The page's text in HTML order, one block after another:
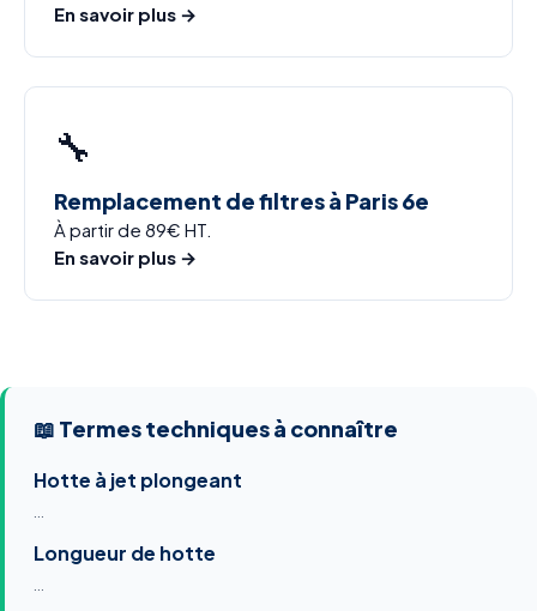
En savoir plus →
🔧
Remplacement de filtres à Paris 6e
À partir de 89€ HT.
En savoir plus →
📖 Termes techniques à connaître
Hotte à jet plongeant
Longueur de hotte